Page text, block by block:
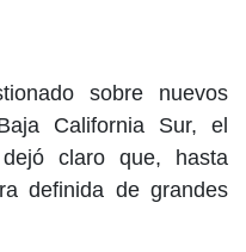
sobre nuevos
California Sur, el
claro que, hasta
definida de grandes